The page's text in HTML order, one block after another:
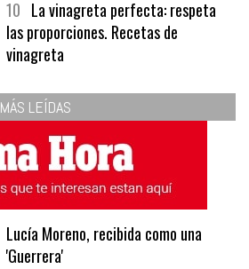
10 La vinagreta perfecta: respeta
las proporciones. Recetas de
vinagreta
MÁS LEÍDAS
Lucía Moreno, recibida como una
'Guerrera'